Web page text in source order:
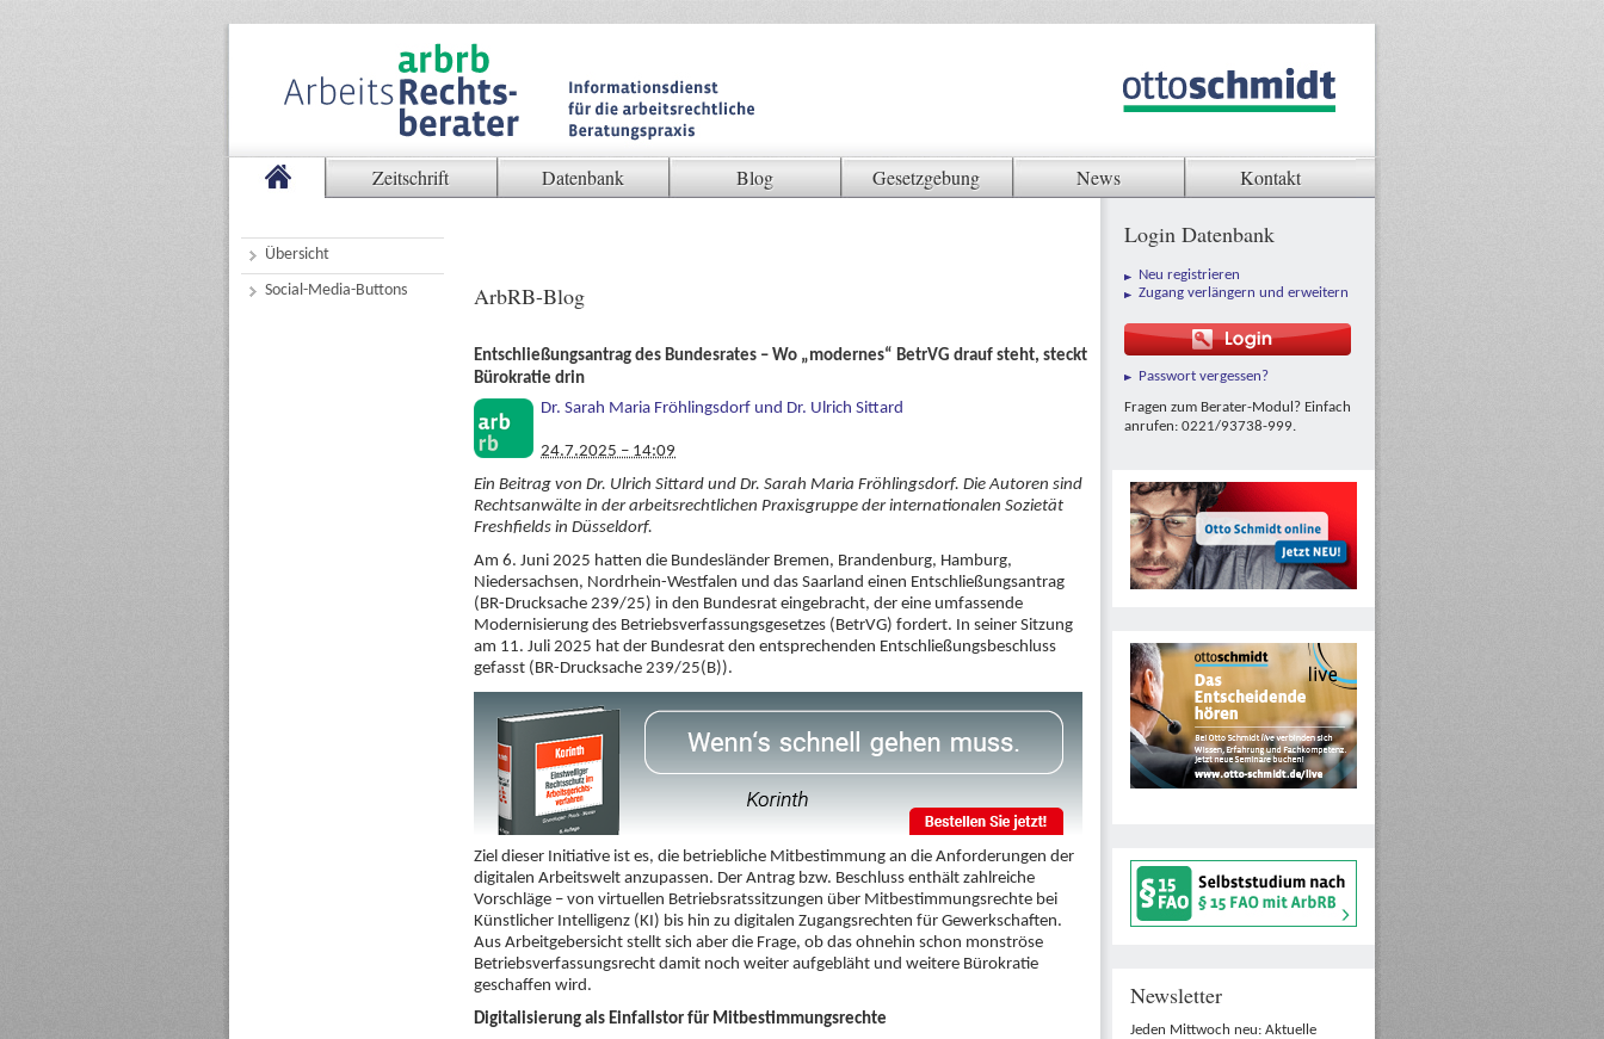
Zeitschrift Datenbank Blog Gesetzgebung News Kontakt
Übersicht
Social-Media-Buttons
ArbRB-Blog
Entschließungsantrag des Bundesrates – Wo „modernes“ BetrVG drauf steht, steckt
Bürokratie drin
Dr. Sarah Maria Fröhlingsdorf und Dr. Ulrich Sittard
24.7.2025 – 14:09
Ein Beitrag von Dr. Ulrich Sittard und Dr. Sarah Maria Fröhlingsdorf. Die Autoren sind
Rechtsanwälte in der arbeitsrechtlichen Praxisgruppe der internationalen Sozietät
Freshfields in Düsseldorf.
Am 6. Juni 2025 hatten die Bundesländer Bremen, Brandenburg, Hamburg,
Niedersachsen, Nordrhein-Westfalen und das Saarland einen Entschließungsantrag
(BR-Drucksache 239/25) in den Bundesrat eingebracht, der eine umfassende
Modernisierung des Betriebsverfassungsgesetzes (BetrVG) fordert. In seiner Sitzung
am 11. Juli 2025 hat der Bundesrat den entsprechenden Entschließungsbeschluss
gefasst (BR-Drucksache 239/25(B)).
Ziel dieser Initiative ist es, die betriebliche Mitbestimmung an die Anforderungen der
digitalen Arbeitswelt anzupassen. Der Antrag bzw. Beschluss enthält zahlreiche
Vorschläge – von virtuellen Betriebsratssitzungen über Mitbestimmungsrechte bei
Künstlicher Intelligenz (KI) bis hin zu digitalen Zugangsrechten für Gewerkschaften.
Aus Arbeitgebersicht stellt sich aber die Frage, ob das ohnehin schon monströse
Betriebsverfassungsrecht damit noch weiter aufgebläht und weitere Bürokratie
geschaffen wird.
Digitalisierung als Einfallstor für Mitbestimmungsrechte
Login Datenbank
Neu registrieren
Zugang verlängern und erweitern
Passwort vergessen?
Fragen zum Berater-Modul? Einfach
anrufen: 0221/93738-999.
Newsletter
Jeden Mittwoch neu: Aktuelle